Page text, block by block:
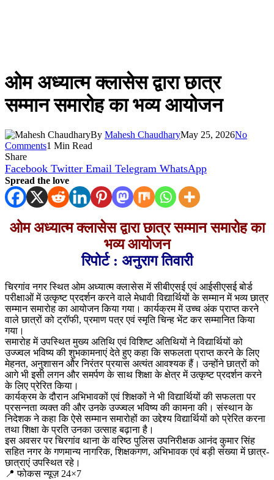
ओम अध्यात्म क्लासेस द्वारा छात्र
सम्मान समारोह का भव्य आयोजन
By Mahesh ChaudharyMay 25, 2026No
Comments1 Min Read
Share
Facebook Twitter Email Telegram WhatsApp
Spread the love
ओम अध्यात्म क्लासेस द्वारा छात्र सम्मान समारोह का
भव्य आयोजन
रिपोर्ट : अनुराग तिवारी
चिरगांव नगर स्थित ओम अध्यात्म क्लासेस में सीबीएसई एवं आईसीएसई बोर्ड
परीक्षाओं में उत्कृष्ट प्रदर्शन करने वाले मेधावी विद्यार्थियों के सम्मान में भव्य छात्र
सम्मान समारोह का आयोजन किया गया। कार्यक्रम में उच्च अंक प्राप्त करने
वाले छात्रों को ट्रॉफी, प्रमाण पत्र एवं स्मृति चिन्ह भेंट कर सम्मानित किया
गया।
समारोह में उपस्थित मुख्य अतिथि एवं विशिष्ट अतिथियों ने विद्यार्थियों को
उज्ज्वल भविष्य की शुभकामनाएं देते हुए कहा कि सफलता प्राप्त करने के लिए
मेहनत, अनुशासन और निरंतर प्रयास अत्यंत आवश्यक हैं। उन्होंने छात्रों को
आगे भी इसी लगन और समर्पण के साथ शिक्षा के क्षेत्र में उत्कृष्ट प्रदर्शन करने
के लिए प्रेरित किया।
कार्यक्रम के दौरान अभिभावकों एवं शिक्षकों ने भी विद्यार्थियों की सफलता पर
प्रसन्नता व्यक्त की और उनके उज्ज्वल भविष्य की कामना की। संस्थान के
निदेशक ने कहा कि ऐसे सम्मान समारोहों का उद्देश्य विद्यार्थियों को प्रेरित करना
तथा शिक्षा के प्रति उनका उत्साह बढ़ाना है।
इस अवसर पर चिरगांव थाना के वरिष्ठ पुलिस उपनिरीक्षक आनंद कुमार सिंह
सहित नगर के गणमान्य नागरिक, शिक्षकगण, अभिभावक एवं बड़ी संख्या में छात्र-
छात्राएं उपस्थित रहे।
📍 फोकस न्यूज़ 24×7